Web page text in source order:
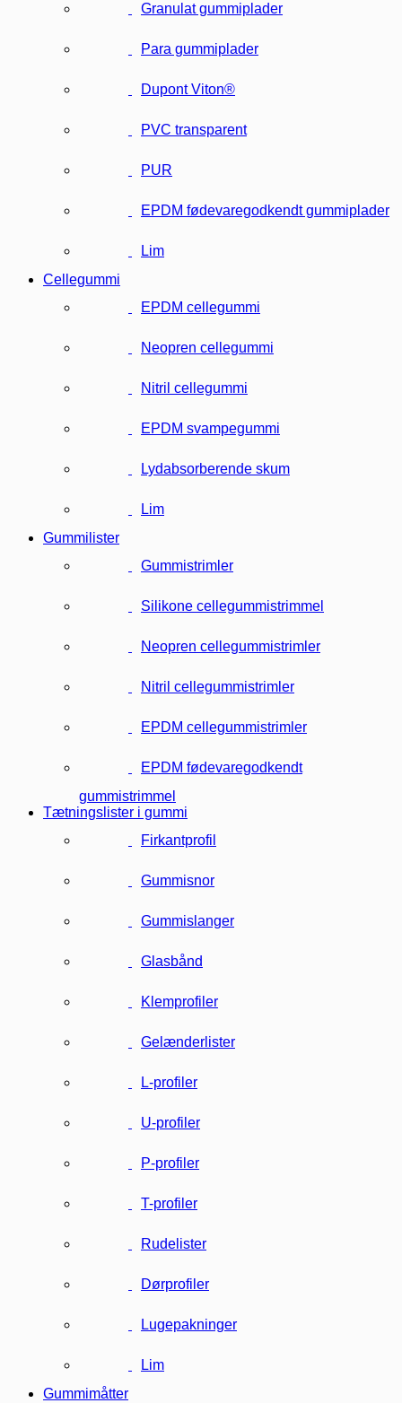
Granulat gummiplader
Para gummiplader
Dupont Viton®
PVC transparent
PUR
EPDM fødevaregodkendt gummiplader
Lim
Cellegummi
EPDM cellegummi
Neopren cellegummi
Nitril cellegummi
EPDM svampegummi
Lydabsorberende skum
Lim
Gummilister
Gummistrimler
Silikone cellegummistrimmel
Neopren cellegummistrimler
Nitril cellegummistrimler
EPDM cellegummistrimler
EPDM fødevaregodkendt
gummistrimmel
Tætningslister i gummi
Firkantprofil
Gummisnor
Gummislanger
Glasbånd
Klemprofiler
Gelænderlister
L-profiler
U-profiler
P-profiler
T-profiler
Rudelister
Dørprofiler
Lugepakninger
Lim
Gummimåtter